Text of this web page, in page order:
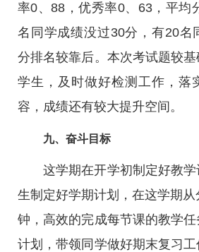
率0、88，优秀率0、63，平均
名同学成绩没过30分，有20名
分排名较靠后。本次考试题较
学生，及时做好检测工作，落
容，成绩还有较大提升空间。
九、奋斗目标
这学期在开学初制定好教
生制定好学期计划，在这学期
钟，高效的完成每节课的教学
计划，带领同学做好期末复习